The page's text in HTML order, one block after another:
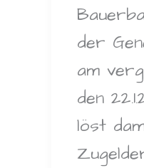
der
am
den
löst